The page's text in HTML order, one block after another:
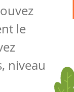
le
niveau